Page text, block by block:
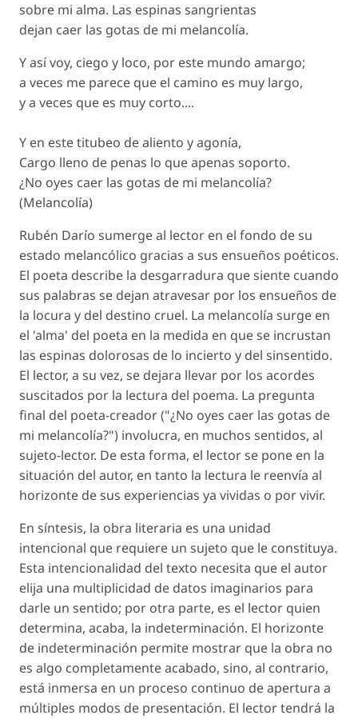
sobre mi alma. Las espinas sangrientas
dejan caer las gotas de mi melancolía.
Y así voy, ciego y loco, por este mundo amargo;
a veces me parece que el camino es muy largo,
y a veces que es muy corto....
Y en este titubeo de aliento y agonía,
Cargo lleno de penas lo que apenas soporto.
¿No oyes caer las gotas de mi melancolía?
(Melancolía)
Rubén Darío sumerge al lector en el fondo de su
estado melancólico gracias a sus ensueños poéticos.
El poeta describe la desgarradura que siente cuando
sus palabras se dejan atravesar por los ensueños de
la locura y del destino cruel. La melancolía surge en
el 'alma' del poeta en la medida en que se incrustan
las espinas dolorosas de lo incierto y del sinsentido.
El lector, a su vez, se dejara llevar por los acordes
suscitados por la lectura del poema. La pregunta
final del poeta-creador ("¿No oyes caer las gotas de
mi melancolía?") involucra, en muchos sentidos, al
sujeto-lector. De esta forma, el lector se pone en la
situación del autor, en tanto la lectura le reenvía al
horizonte de sus experiencias ya vividas o por vivir.
En síntesis, la obra literaria es una unidad
intencional que requiere un sujeto que le constituya.
Esta intencionalidad del texto necesita que el autor
elija una multiplicidad de datos imaginarios para
darle un sentido; por otra parte, es el lector quien
determina, acaba, la indeterminación. El horizonte
de indeterminación permite mostrar que la obra no
es algo completamente acabado, sino, al contrario,
está inmersa en un proceso continuo de apertura a
múltiples modos de presentación. El lector tendrá la